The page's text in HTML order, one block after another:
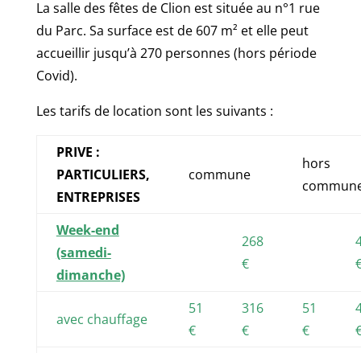
La salle des fêtes de Clion est située au n°1 rue
du Parc. Sa surface est de 607 m² et elle peut
accueillir jusqu’à 270 personnes (hors période
Covid).
Les tarifs de location sont les suivants :
PRIVE :
PARTICULIERS,
ENTREPRISES
commune
hors
Week-end
(samedi-
dimanche)
268
€
avec chauffage
51
€
316
€
51
€